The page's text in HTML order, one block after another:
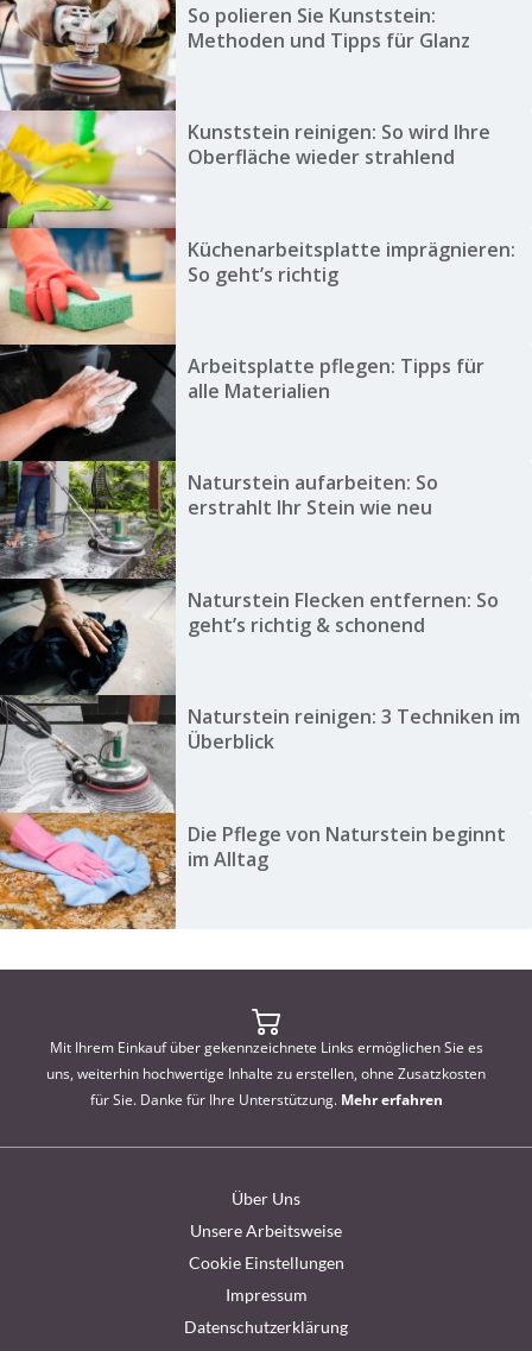
So polieren Sie Kunststein:
Methoden und Tipps für Glanz
Kunststein reinigen: So wird Ihre
Oberfläche wieder strahlend
Küchenarbeitsplatte imprägnieren:
So geht’s richtig
Arbeitsplatte pflegen: Tipps für
alle Materialien
Naturstein aufarbeiten: So
erstrahlt Ihr Stein wie neu
Naturstein Flecken entfernen: So
geht’s richtig & schonend
Naturstein reinigen: 3 Techniken im
Überblick
Die Pflege von Naturstein beginnt
im Alltag
Mit Ihrem Einkauf über gekennzeichnete Links ermöglichen Sie es
uns, weiterhin hochwertige Inhalte zu erstellen, ohne Zusatzkosten
für Sie. Danke für Ihre Unterstützung. Mehr erfahren
Über Uns
Unsere Arbeitsweise
Cookie Einstellungen
Impressum
Datenschutzerklärung